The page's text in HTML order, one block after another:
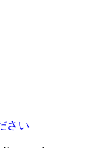
さい